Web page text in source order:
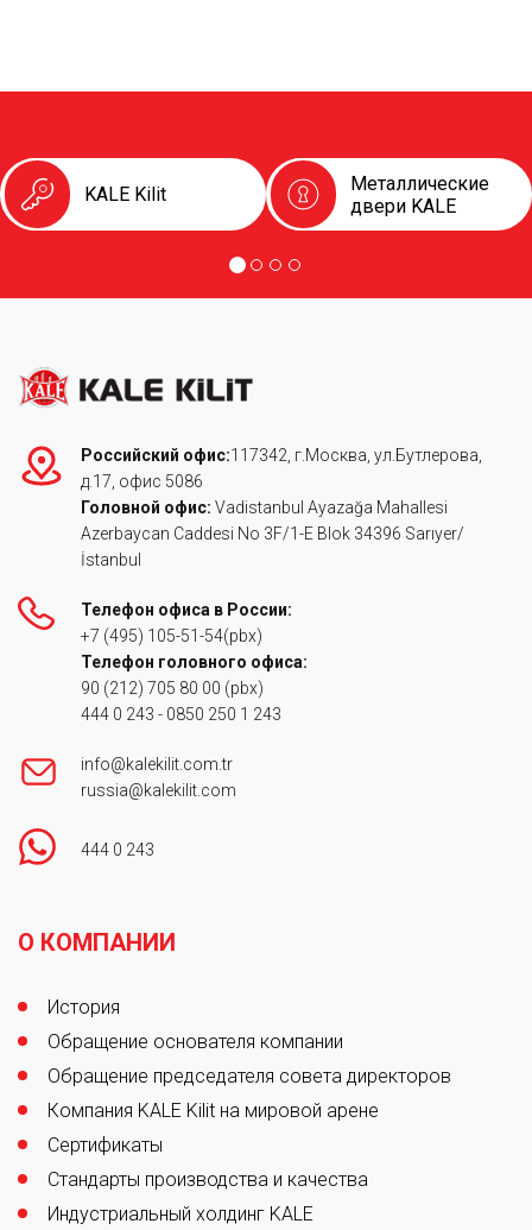
KALE Kilit
Металлические
двери KALE
Российский офис:117342, г.Москва, ул.Бутлерова,
д.17, офис 5086
Головной офис: Vadistanbul Ayazağa Mahallesi
Azerbaycan Caddesi No 3F/1-E Blok 34396 Sarıyer/
İstanbul
Телефон офиса в России:
+7 (495) 105-51-54(pbx)
Телефон головного офиса:
90 (212) 705 80 00 (pbx)
444 0 243 - 0850 250 1 243
info@kalekilit.com.tr
russia@kalekilit.com
444 0 243
О КОМПАНИИ
История
Обращение основателя компании
Обращение председателя совета директоров
Компания KALE Kilit на мировой арене
Сертификаты
Стандарты производства и качества
Индустриальный холдинг KALE